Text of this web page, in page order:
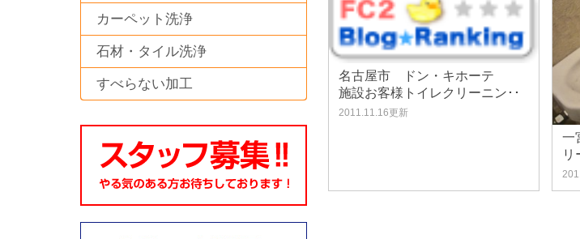
名古屋市 ドン・キホーテ
施設お客様トイレクリーニン･･
2011.11.16更新
リ
カーペット洗浄
石材・タイル洗浄
すべらない加工